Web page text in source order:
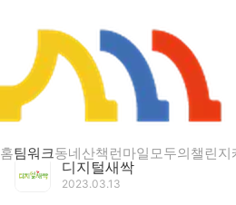
홈팀워크동네산책 런마일모두의챌린지
게시글 상세
🌱#새싹발굴단 🌱이 방문한 곳은
디지털새싹
2023.03.13